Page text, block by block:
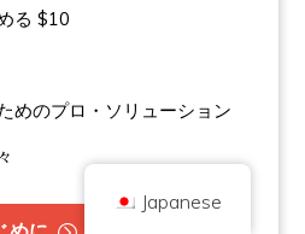
る$10
めのプロ・ソリューション
唆するものではありません。暗号通貨へ
スクが伴います。
規制を受けず、英国金融サービス補償制
マンサービスの管轄範囲には含まれませ
こともあります。暗号通貨の販売による
が適用される場合があります。
イバシーポリシー お問い合わせ
Japanese